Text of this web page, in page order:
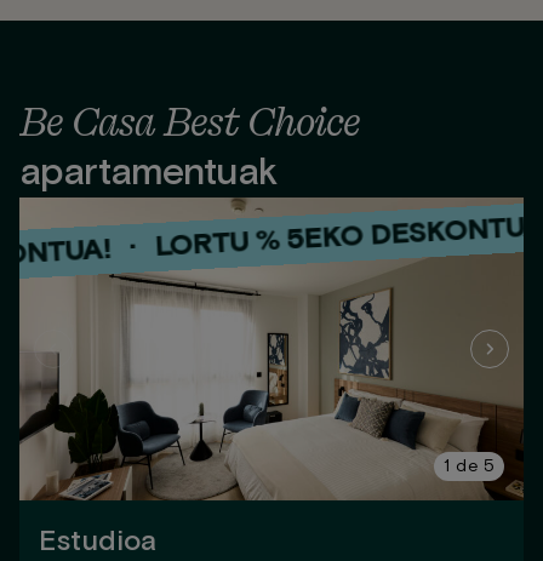
Be Casa Best Choice
apartamentuak
· LORTU % 5EKO DESKONTUA!
1 de 5
Estudioa
LORTU % 5EKO